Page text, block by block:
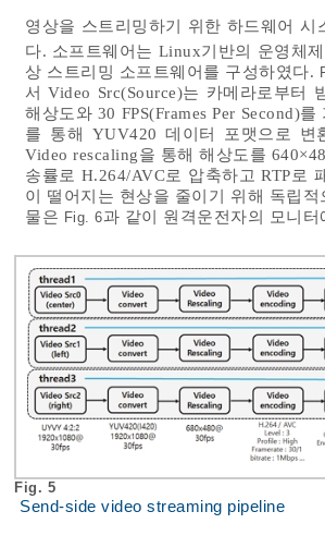
영상을 스트리밍하기 위한 하드웨어
다. 소프트웨어는 Linux기반의 운영체
상 스트리밍 소프트웨어를 구성하였다.
서 Video Src(Source)는 카메라로부터
해상도와 30 FPS(Frames Per Second)
를 통해 YUV420 데이터 포맷으로 변
Video rescaling을 통해 해상도를
송률로 H.264/AVC로 압축하고 RTP로
이 떨어지는 현상을 줄이기 위해 독립
물은 Fig. 6과 같이 원격운전자의 모니
Fig. 5
Send-side video streaming pipeline